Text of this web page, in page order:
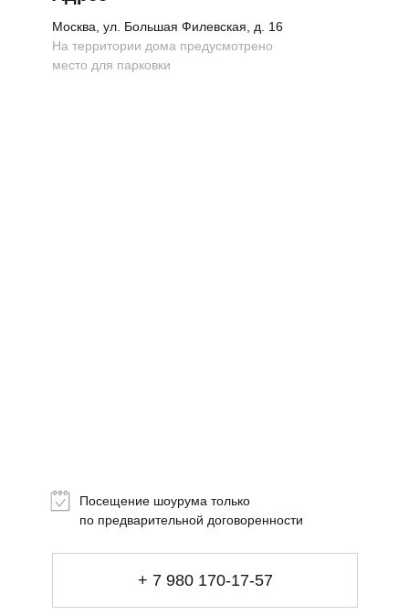
+ 7 980 170-17-57
Посещение шоурума только
по предварительной договоренности
Москва, ул. Большая Филевская, д. 16
На территории дома предусмотрено
место для парковки
Мебель
Декор